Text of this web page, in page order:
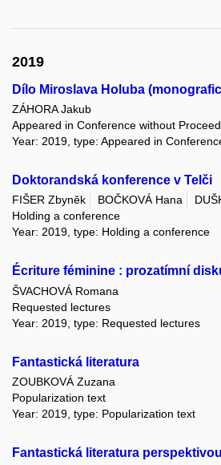
2019
Dílo Miroslava Holuba
ZÁHORA Jakub
Appeared in Conference without
Year: 2019, type: Appeared in
Doktorandská konference v Telči
FIŠER Zbyněk BOČKOVÁ Hana
Holding a conference
Year: 2019, type: Holding a conference
Écriture féminine : prozatímní
ŠVACHOVÁ Romana
Requested lectures
Year: 2019, type: Requested lectures
Fantastická literatura
ZOUBKOVÁ Zuzana
Popularization text
Year: 2019, type: Popularization text
Fantastická literatura